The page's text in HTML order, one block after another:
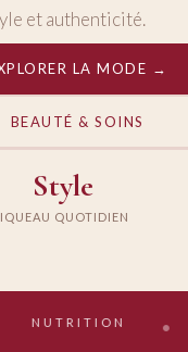
et authenticité.
LA MODE →
BEAUTÉ & SOINS
Style
AU QUOTIDIEN
• FITNESS